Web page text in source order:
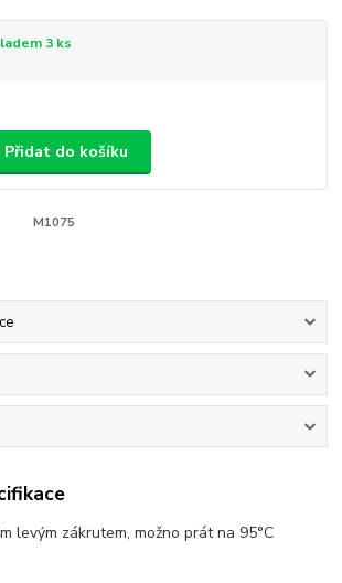
3 ks
Přidat do košíku
M1075
levým zákrutem, možno prát na 95°C